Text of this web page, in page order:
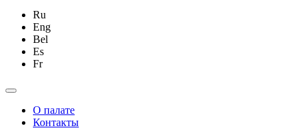
Ru
Eng
Bel
Es
Fr
О палате
Контакты